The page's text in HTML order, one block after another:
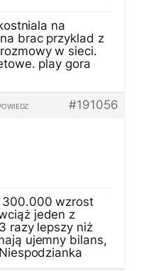
na
brac przyklad z
w sieci.
play gora
#191056
300.000 wzrost
jeden z
razy lepszy niż
ujemny bilans,